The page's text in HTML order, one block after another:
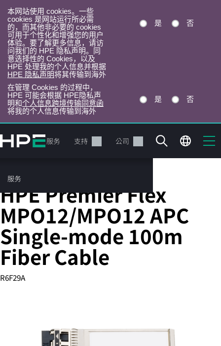
本网站使用 cookies。一些
cookies 是网站运行所必需
的，而其他非必要的 cookies
可用于个性化和增强您的用户
体验。要了解更多信息，请访
问我们的 HPE 隐私声明。同
意选择性的 Cookies，以及
HPE 处理我的个人信息并根据
HPE 隐私声明将其传输到海外
是 否
在管理 Cookies 的过程中，
HPE 可能会根据 HPE隐私声
明和个人信息跨境传输同意函
将我的个人信息传输到海外
是 否
转
到
目
录
产品 服务 支持 公司
服务
您的购物车目前是空的
光缆
HPE Premier Flex
MPO12/MPO12 APC
Single-mode 100m
Fiber Cable
R6F29A